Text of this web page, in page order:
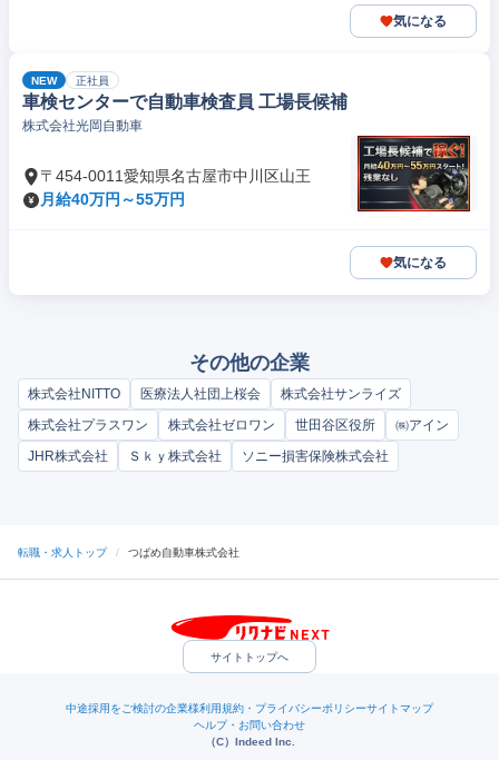
気になる
NEW 正社員
車検センターで自動車検査員 工場長候補
株式会社光岡自動車
〒454-0011愛知県名古屋市中川区山王
月給40万円～55万円
気になる
その他の企業
株式会社NITTO 医療法人社団上桜会
株式会社サンライズ
株式会社プラスワン
株式会社ゼロワン 世田谷区役所
㈱アイン
JHR株式会社
Ｓｋｙ株式会社 ソニー損害保険株式会社
転職・求人トップ / つばめ自動車株式会社
サイトトップへ
中途採用をご検討の企業様利用規約・プライバシーポリシーサイトマップ
ヘルプ・お問い合わせ
（C）Indeed Inc.